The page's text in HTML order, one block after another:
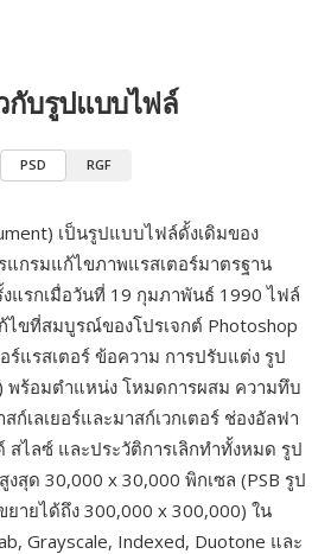
กับรูปแบบไฟล์
PSD RGF
เป็นรูปแบบไฟล์ดั้งเดิมของ
แกรมแก้ไขภาพแรสเตอร์มาตรฐาน
แรกเมื่อวันที่ 19 กุมภาพันธ์ 1990 ไฟล์
ไขที่สมบูรณ์ของโปรเจกต์ Photoshop
ร์แรสเตอร์ ข้อความ การปรับแต่ง รูป
พร้อมตำแหน่ง โหมดการผสม ความทึบ
ก์เลเยอร์และมาสก์เวกเตอร์ ช่องอัลฟา
สไลซ์ และประวัติการเลิกทำทั้งหมด รูป
สุด 30,000 x 30,000 พิกเซล (PSB รูป
ายได้ถึง 300,000 x 300,000) ใน
Grayscale, Indexed, Duotone และ